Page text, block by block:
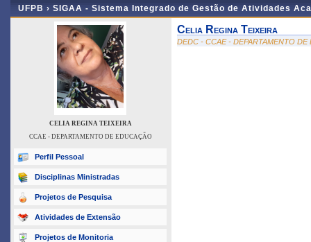
UFPB › SIGAA - Sistema Integrado de Gestão de Atividades
CELIA REGINA TEIXEIRA
CCAE - DEPARTAMENTO DE EDUCAÇÃO
Perfil Pessoal
Disciplinas Ministradas
Projetos de Pesquisa
Atividades de Extensão
Projetos de Monitoria
Celia Regina Teixeira
DEDC - CCAE - DEPARTAMENTO DE